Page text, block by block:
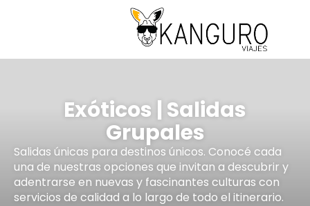
Exóticos | Salidas
Grupales
Salidas únicas para destinos únicos. Conocé cada
una de nuestras opciones que invitan a descubrir y
adentrarse en nuevas y fascinantes culturas con
servicios de calidad a lo largo de todo el itinerario.